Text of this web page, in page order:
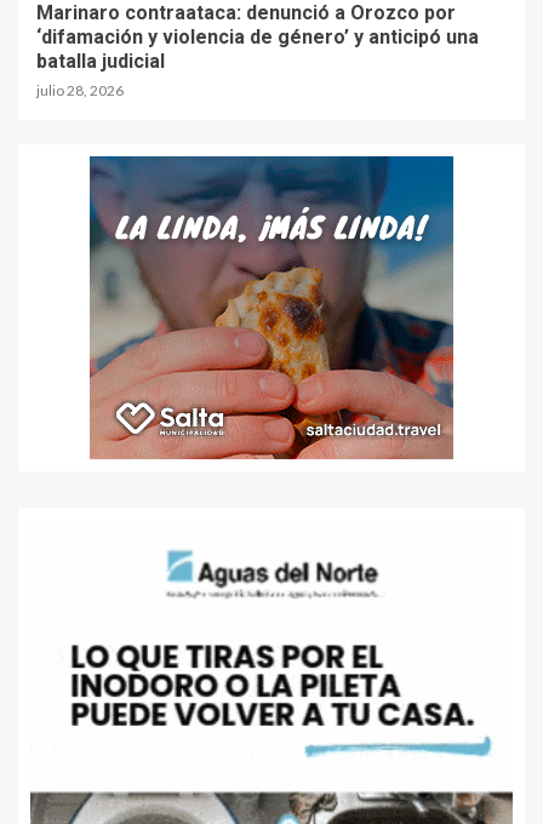
Marinaro contraataca: denunció a Orozco por
‘difamación y violencia de género’ y anticipó una
batalla judicial
julio 28, 2026